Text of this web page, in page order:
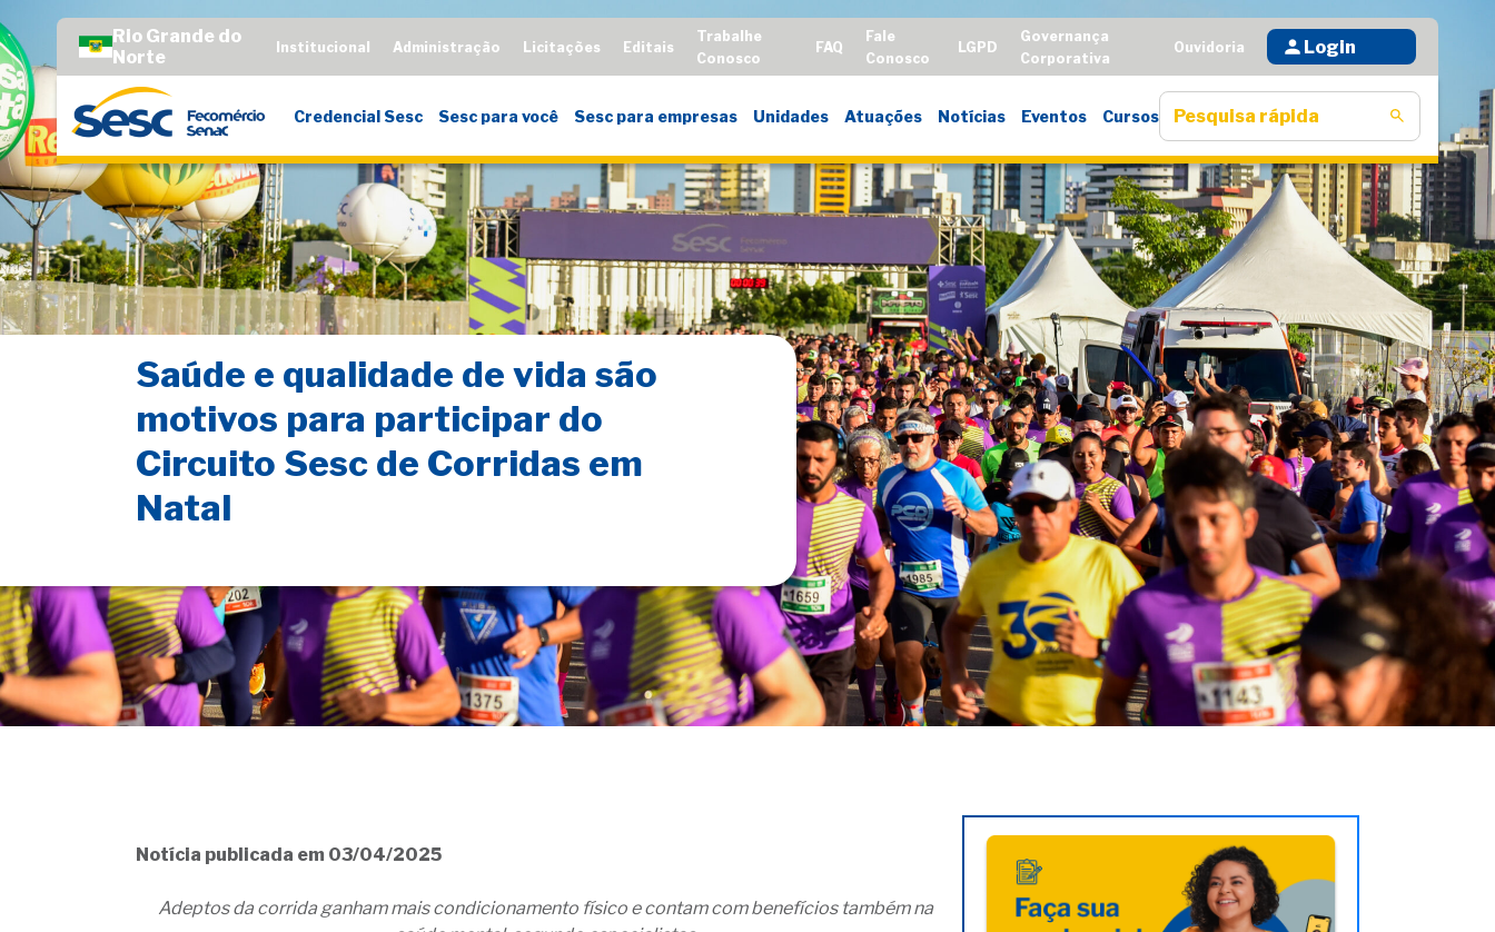
Rio Grande do
Norte
Institucional Administração Licitações Editais
Trabalhe
Conosco
FAQ
Fale
Conosco
LGPD
Governança
Corporativa
Ouvidoria Login
Credencial Sesc Sesc para você Sesc para empresas Unidades Atuações Notícias Eventos Cursos
Saúde e qualidade de vida são
motivos para participar do
Circuito Sesc de Corridas em
Natal
Notícia publicada em 03/04/2025
Adeptos da corrida ganham mais condicionamento físico e contam com benefícios também na